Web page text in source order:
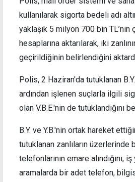
kullanılarak sigorta bedeli adı
yaklaşık 5 milyon 700 bin TL’nin
hesaplarına aktarılarak, iki
geçirildiğinin belirlendiğini
Polis, 2 Haziran'da tutuklanan
ardından işlenen suçlarla ilgili
olan V.B.E.'nin de tutuklandığını
B.Y. ve Y.B.'nin ortak hareket
tutuklanan zanlıların üzerlerinde
telefonlarının emare alındığını,
aramalarda bir adet telefon,